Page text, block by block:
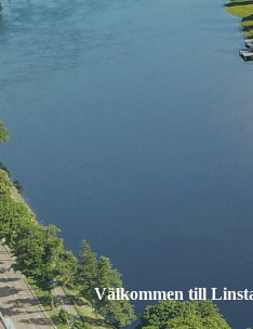
Välkommen till